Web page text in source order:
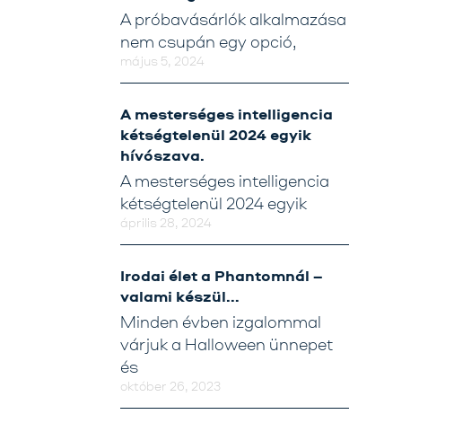
május 5, 2024
A próbavásárlók alkalmazása
nem csupán egy opció,
A mesterséges intelligencia
kétségtelenül 2024 egyik
hívószava.
április 28, 2024
A mesterséges intelligencia
kétségtelenül 2024 egyik
Irodai élet a Phantomnál –
valami készül…
október 26, 2023
Minden évben izgalommal
várjuk a Halloween ünnepet
és